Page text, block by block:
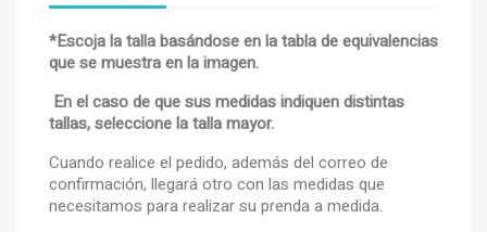
*Escoja la talla basándose en la tabla de equivalencias
que se muestra en la imagen.
En el caso de que sus medidas indiquen distintas
tallas, seleccione la talla mayor.
Cuando realice el pedido, además del correo de
confirmación, llegará otro con las medidas que
necesitamos para realizar su prenda a medida.